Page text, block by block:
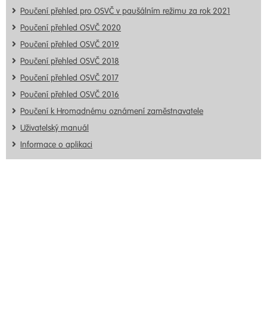
Poučení přehled pro OSVČ v paušálním režimu za rok 2021
Poučení přehled OSVČ 2020
Poučení přehled OSVČ 2019
Poučení přehled OSVČ 2018
Poučení přehled OSVČ 2017
Poučení přehled OSVČ 2016
Poučení k Hromadnému oznámení zaměstnavatele
Uživatelský manuál
Informace o aplikaci